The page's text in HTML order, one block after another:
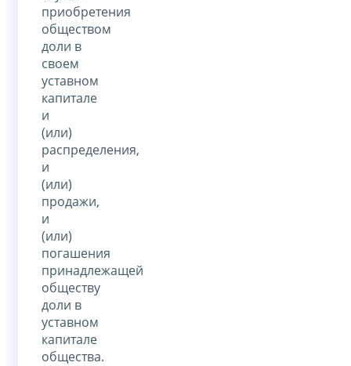
приобретения
обществом
доли в
своем
уставном
капитале
и
(или)
распределения,
и
(или)
продажи,
и
(или)
погашения
принадлежащей
обществу
доли в
уставном
капитале
общества.